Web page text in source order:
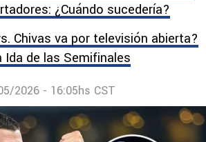
¿Cuándo sucedería?
Chivas va por televisión abierta?
Ida de las Semifinales
2026 - 16:05hs CST